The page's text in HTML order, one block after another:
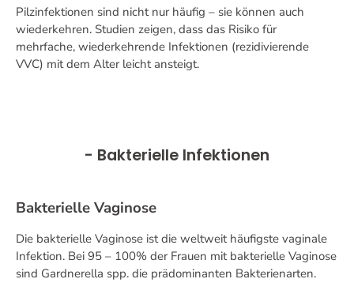
Pilzinfektionen sind nicht nur häufig – sie können auch
wiederkehren. Studien zeigen, dass das Risiko für
mehrfache, wiederkehrende Infektionen (rezidivierende
VVC) mit dem Alter leicht ansteigt.
- Bakterielle Infektionen
Bakterielle Vaginose
Die bakterielle Vaginose ist die weltweit häufigste vaginale
Infektion. Bei 95 – 100% der Frauen mit bakterielle Vaginose
sind Gardnerella spp. die prädominanten Bakterienarten.